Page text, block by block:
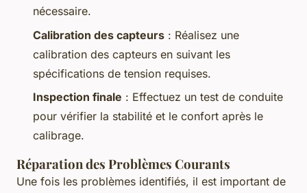
nécessaire.
Calibration des capteurs : Réalisez une
calibration des capteurs en suivant les
spécifications de tension requises.
Inspection finale : Effectuez un test de conduite
pour vérifier la stabilité et le confort après le
calibrage.
Réparation des Problèmes Courants
Une fois les problèmes identifiés, il est important de